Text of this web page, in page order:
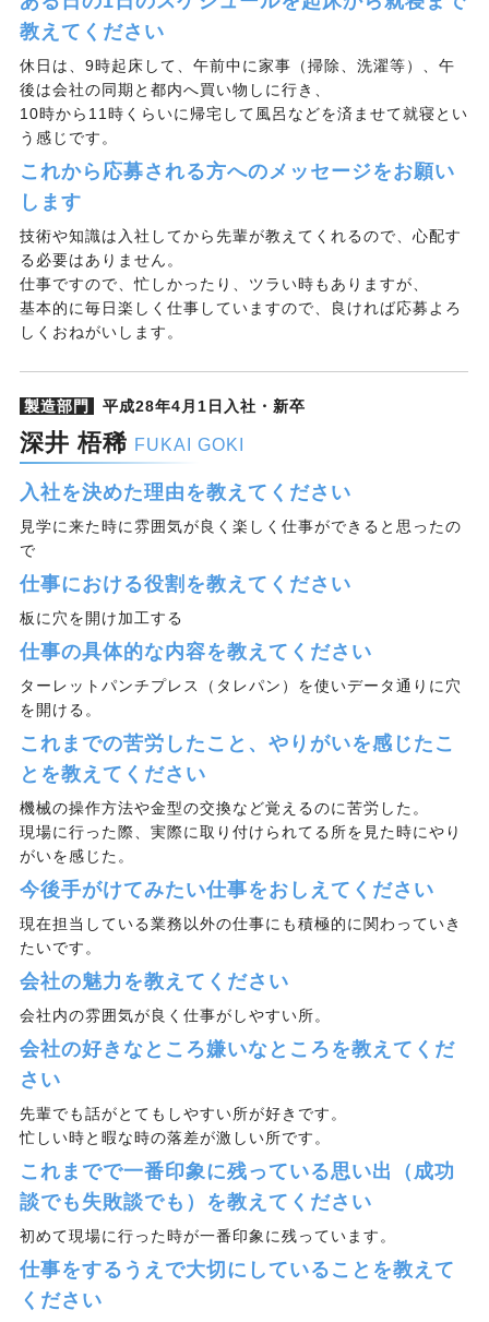
教えてください
休日は、9時起床して、午前中に家事（掃除、洗濯等）、午
後は会社の同期と都内へ買い物しに行き、
10時から11時くらいに帰宅して風呂などを済ませて就寝とい
う感じです。
これから応募される方へのメッセージをお願い
します
技術や知識は入社してから先輩が教えてくれるので、心配す
る必要はありません。
仕事ですので、忙しかったり、ツラい時もありますが、
基本的に毎日楽しく仕事していますので、良ければ応募よろ
しくおねがいします。
製造部門 平成28年4月1日入社・新卒
深井 梧稀 FUKAI GOKI
入社を決めた理由を教えてください
見学に来た時に雰囲気が良く楽しく仕事ができると思ったの
で
仕事における役割を教えてください
板に穴を開け加工する
仕事の具体的な内容を教えてください
ターレットパンチプレス（タレパン）を使いデータ通りに穴
を開ける。
これまでの苦労したこと、やりがいを感じたこ
とを教えてください
機械の操作方法や金型の交換など覚えるのに苦労した。
現場に行った際、実際に取り付けられてる所を見た時にやり
がいを感じた。
今後手がけてみたい仕事をおしえてください
現在担当している業務以外の仕事にも積極的に関わっていき
たいです。
会社の魅力を教えてください
会社内の雰囲気が良く仕事がしやすい所。
会社の好きなところ嫌いなところを教えてくだ
さい
先輩でも話がとてもしやすい所が好きです。
忙しい時と暇な時の落差が激しい所です。
これまでで一番印象に残っている思い出（成功
談でも失敗談でも）を教えてください
初めて現場に行った時が一番印象に残っています。
仕事をするうえで大切にしていることを教えて
ください